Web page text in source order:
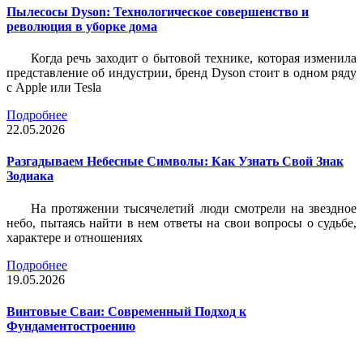
Пылесосы Dyson: Технологическое совершенство и
революция в уборке дома
Когда речь заходит о бытовой технике, которая изменила
представление об индустрии, бренд Dyson стоит в одном ряду
с Apple или Tesla
Подробнее
22.05.2026
Разгадываем Небесные Символы: Как Узнать Свой Знак
Зодиака
На протяжении тысячелетий люди смотрели на звездное
небо, пытаясь найти в нем ответы на свои вопросы о судьбе,
характере и отношениях
Подробнее
19.05.2026
Винтовые Сваи: Современный Подход к
Фундаментостроению